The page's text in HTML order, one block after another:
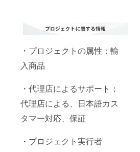
・プロジェクトの属性：輸
入商品
・代理店によるサポート：
代理店による、日本語カス
タマー対応、保証
・プロジェクト実行者